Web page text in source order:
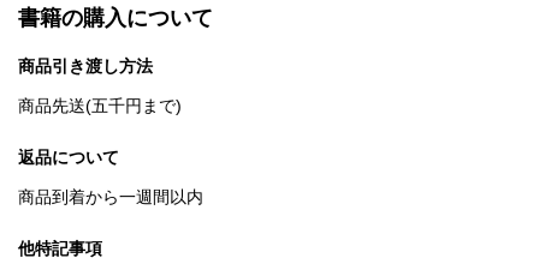
書籍の購入について
商品引き渡し方法
商品先送(五千円まで)
返品について
商品到着から一週間以内
他特記事項